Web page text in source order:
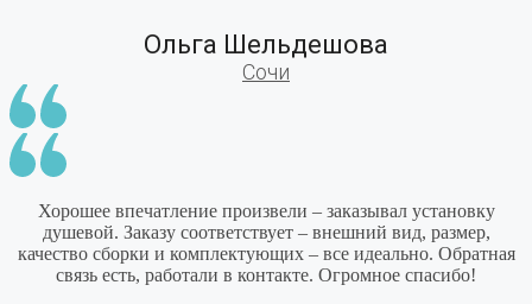
Ольга Шельдешова
Сочи
Хорошее впечатление произвели – заказывал установку
душевой. Заказу соответствует – внешний вид, размер,
качество сборки и комплектующих – все идеально. Обратная
связь есть, работали в контакте. Огромное спасибо!